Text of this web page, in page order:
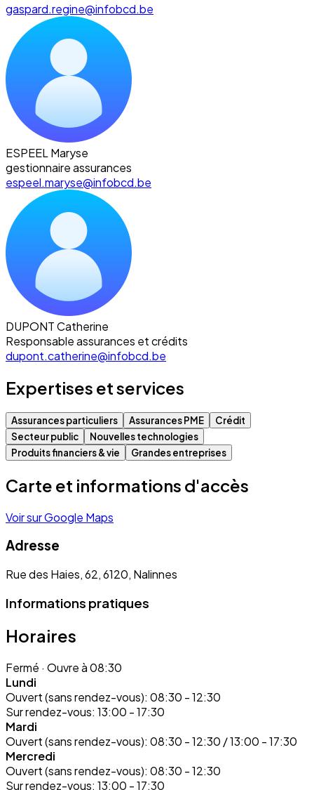
gaspard.regine@infobcd.be
ESPEEL Maryse
gestionnaire assurances
espeel.maryse@infobcd.be
DUPONT Catherine
Responsable assurances et crédits
dupont.catherine@infobcd.be
Expertises et services
Assurances particuliers Assurances PME
Crédit
Secteur public
Nouvelles technologies
Produits financiers & vie
Grandes entreprises
Carte et informations d'accès
Voir sur Google Maps
Adresse
Rue des Haies, 62, 6120, Nalinnes
Informations pratiques
Horaires
Fermé · Ouvre à 08:30
Lundi
Ouvert (sans rendez-vous): 08:30 - 12:30
Sur rendez-vous: 13:00 - 17:30
Mardi
Ouvert (sans rendez-vous): 08:30 - 12:30 / 13:00 - 17:30
Mercredi
Ouvert (sans rendez-vous): 08:30 - 12:30
Sur rendez-vous: 13:00 - 17:30